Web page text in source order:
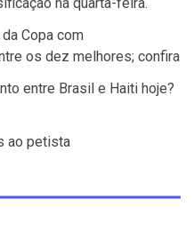
Copa com
os dez melhores; confira
entre Brasil e Haiti hoje?
ao petista